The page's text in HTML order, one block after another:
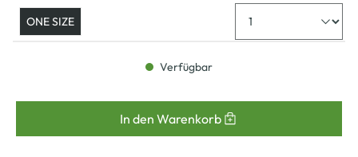
ONE SIZE
Verfügbar
In den Warenkorb